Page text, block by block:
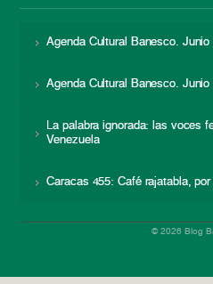
Agenda Cultural Banesco.
Agenda Cultural Banesco.
La palabra ignorada: las voces
Venezuela
Caracas 455: Café rajatabla,
© 2026 Blog